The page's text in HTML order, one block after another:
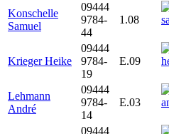
Konschelle
Samuel
09444
9784-
44
1.08
Krieger Heike
09444
9784-
19
E.09
Lehmann
André
09444
9784-
14
E.03
09444